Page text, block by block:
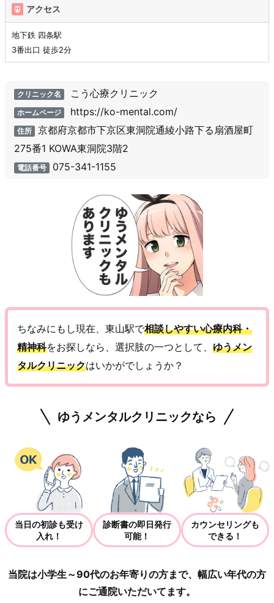
アクセス
地下鉄 四条駅
3番出口 徒歩2分
クリニック名 こう心療クリニック
ホームページ https://ko-mental.com/
住所 京都府京都市下京区東洞院通綾小路下る扇酒屋町
275番1 KOWA東洞院3階2
電話番号 075-341-1155
ちなみにもし現在、東山駅で相談しやすい心療内科・
精神科をお探しなら、選択肢の一つとして、 ゆうメン
タルクリニックはいかがでしょうか？
ゆうメンタルクリニックなら
当日の初診も受け
入れ！
診断書の即日発行
可能！
カウンセリングも
できる！
当院は小学生～90代のお年寄りの方まで、幅広い年代の方
にご通院いただいてます。